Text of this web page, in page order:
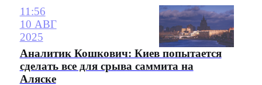
11:56
10 АВГ
2025
Аналитик Кошкович: Киев попытается
сделать все для срыва саммита на
Аляске